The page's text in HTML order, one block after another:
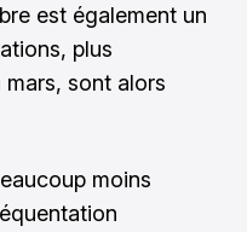
est également un
plus
sont alors
moins